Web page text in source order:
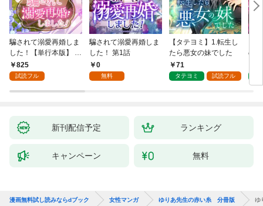
騙されて溺愛再婚しま
した！【単行本版】 1
巻825
試読フル
騙されて溺愛再婚しま
した！ 第1話
0
無料
【タテヨミ】1.転生し
たら悪女の妹でした
71
タテヨミ 試読フル
の
新刊配信予定 ランキング
キャンペーン 無料
漫画無料試し読みならdブック 女性マンガ ゆりあ先生の赤い糸 分冊版 ゆ